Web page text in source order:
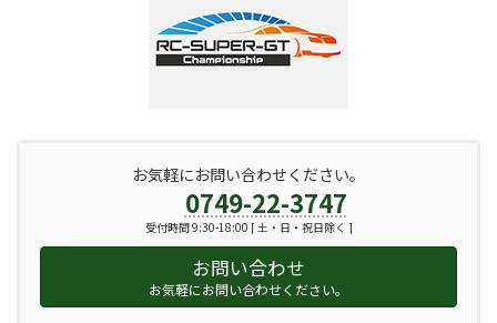
お気軽にお問い合わせください。
0749-22-3747
受付時間 9:30-18:00 [ 土・日・祝日除く ]
お問い合わせ
お気軽にお問い合わせください。